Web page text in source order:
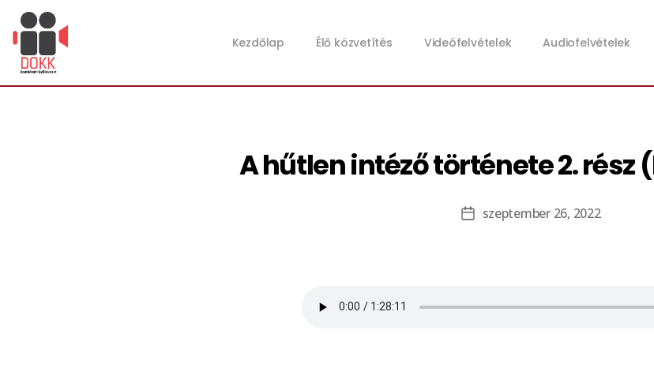
Kezdőlap Élő közvetítés Videófelvételek Audiofelvételek
A hűtlen intéző története 2. rész
szeptember 26, 2022